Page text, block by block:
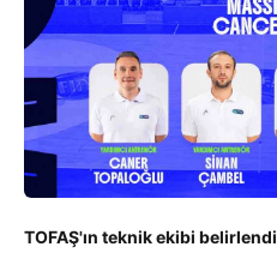
TOFAŞ'ın teknik ekibi belirlendi